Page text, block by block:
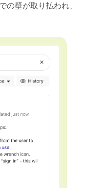
の壁が取り払われ、